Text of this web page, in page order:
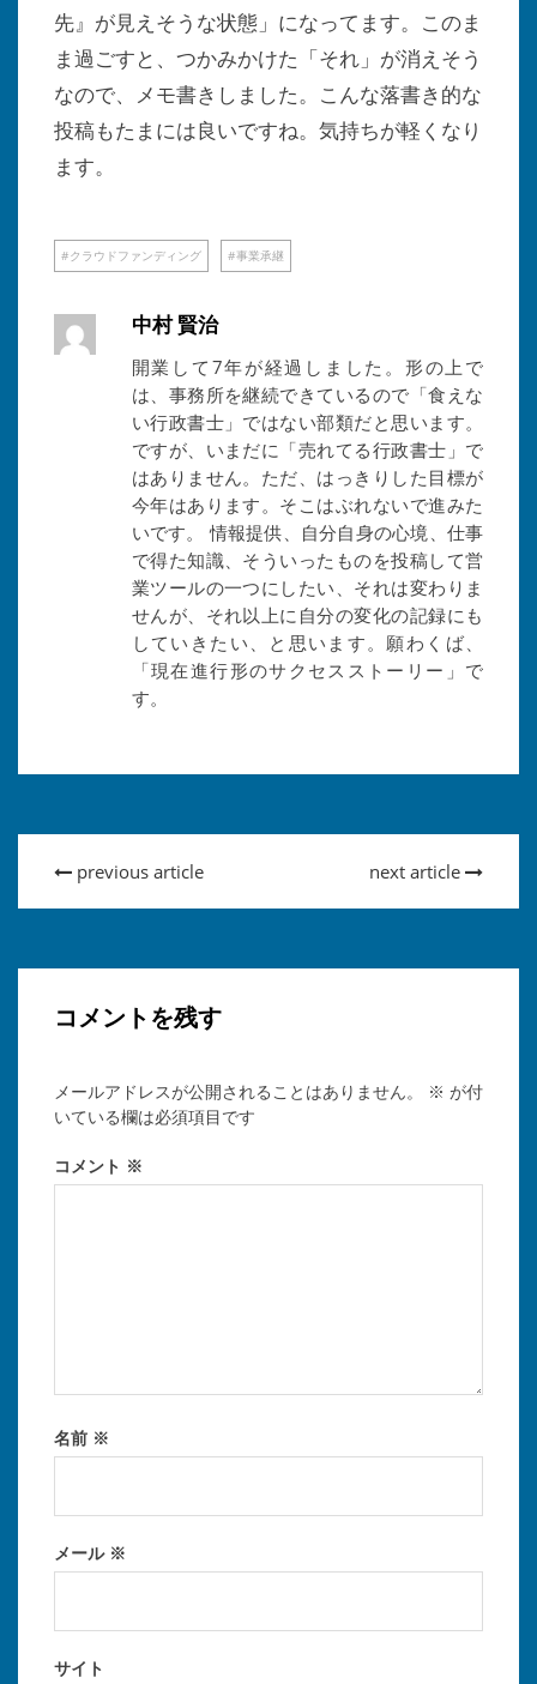
先』が見えそうな状態」になってます。このま
ま過ごすと、つかみかけた「それ」が消えそう
なので、メモ書きしました。こんな落書き的な
投稿もたまには良いですね。気持ちが軽くなり
ます。
クラウドファンディング 事業承継
中村 賢治
開業して7年が経過しました。形の上で
は、事務所を継続できているので「食えな
い行政書士」ではない部類だと思います。
ですが、いまだに「売れてる行政書士」で
はありません。ただ、はっきりした目標が
今年はあります。そこはぶれないで進みた
いです。 情報提供、自分自身の心境、仕事
で得た知識、そういったものを投稿して営
業ツールの一つにしたい、それは変わりま
せんが、それ以上に自分の変化の記録にも
していきたい、と思います。願わくば、
「現在進行形のサクセスストーリー」で
す。
previous article next article
コメントを残す
メールアドレスが公開されることはありません。 ※ が付
いている欄は必須項目です
コメント ※
名前 ※
メール ※
サイト